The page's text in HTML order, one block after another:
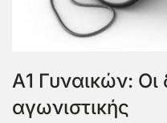
Α1 Γυναικών: Οι
αγωνιστικής